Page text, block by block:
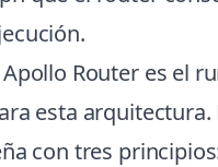
Apollo Router es el
esta arquitectura.
con tres